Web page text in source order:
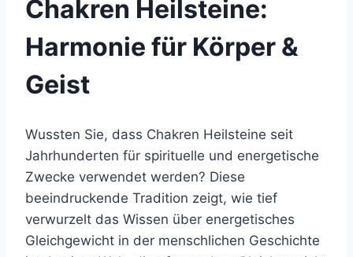
Chakren Heilsteine:
Harmonie für Körper &
Geist
Wussten Sie, dass Chakren Heilsteine seit
Jahrhunderten für spirituelle und energetische
Zwecke verwendet werden? Diese
beeindruckende Tradition zeigt, wie tief
verwurzelt das Wissen über energetisches
Gleichgewicht in der menschlichen Geschichte